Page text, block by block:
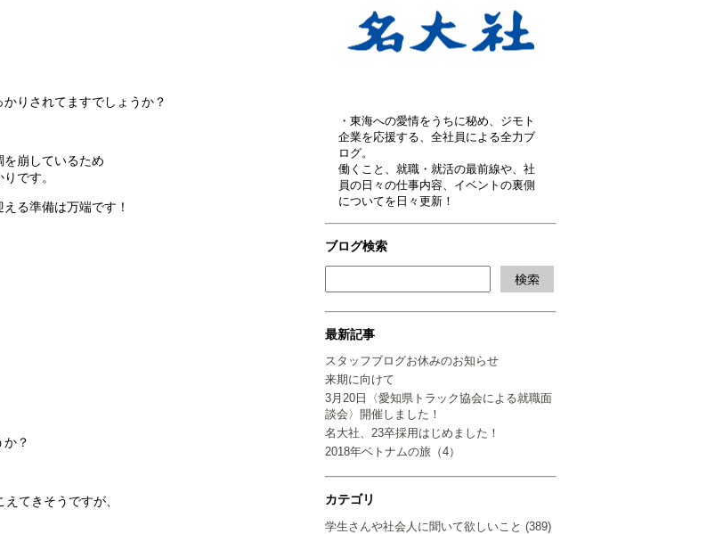
・東海への愛情をうちに秘め、ジモト
企業を応援する、全社員による全力ブ
ログ。
働くこと、就職・就活の最前線や、社
員の日々の仕事内容、イベントの裏側
についてを日々更新！
ブログ検索
最新記事
スタッフブログお休みのお知らせ
来期に向けて
3月20日〈愛知県トラック協会による就職面
談会〉開催しました！
名大社、23卒採用はじめました！
2018年ベトナムの旅（4）
カテゴリ
学生さんや社会人に聞いて欲しいこと (389)
りされてますでしょうか？
崩しているため
です。
る準備は万端です！
？
てきそうですが、